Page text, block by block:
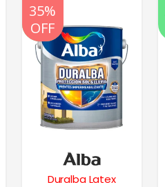
20%
OFF
Loxon Latex Exterior